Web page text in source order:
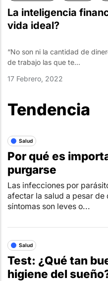
La inteligencia
vida ideal?
“No son ni la cantidad de
de trabajo las que te...
17 Febrero, 2022
Tendencia
Salud
Por qué es
purgarse
Las infecciones por
afectar la salud a pesar de
síntomas son leves o...
Salud
Test: ¿Qué tan
higiene del